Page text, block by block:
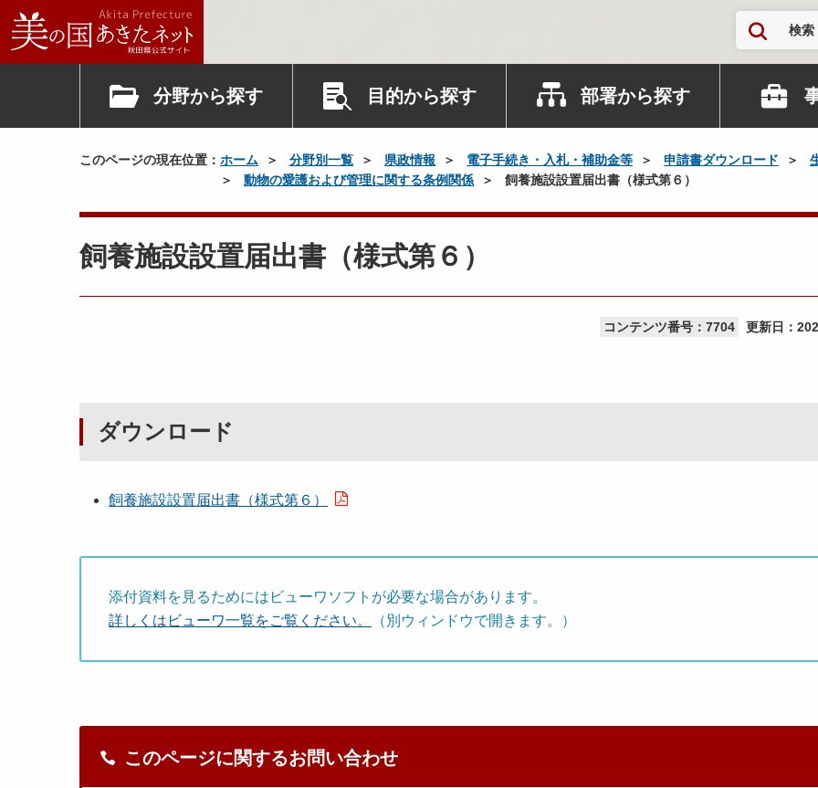
検索
分野から探す 目的から探す 部署から探す
このページの現在位置： ホーム 分野別一覧 県政情報 電子手続き・入札・補助金等 申請書ダウンロード
動物の愛護および管理に関する条例関係
飼養施設設置届出書（様式第６）
飼養施設設置届出書（様式第６）
コンテンツ番号：7704 更新日：
ダウンロード
飼養施設設置届出書（様式第６）
添付資料を見るためにはビューワソフトが必要な場合があります。
詳しくはビューワ一覧をご覧ください。
（別ウィンドウで開きます。）
このページに関するお問い合わせ